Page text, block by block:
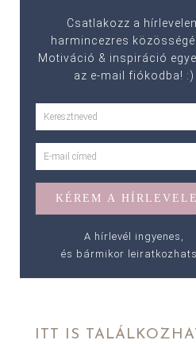
Csatlakozz a
harmincezres
Motiváció & inspiráció
az e-mail fiókodba! :)
A hírlevél ingyenes,
és bármikor
ITT IS